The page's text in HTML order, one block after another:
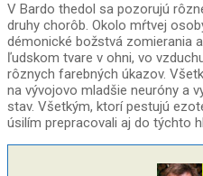
V Bardo thedol sa pozorujú
druhy chorôb. Okolo mŕtvej
démonické božstvá zomierania
ľudskom tvare v ohni, vo
rôznych farebných úkazov.
na vývojovo mladšie neuróny a
stav. Všetkým, ktorí pestujú
úsilím prepracovali aj do týchto